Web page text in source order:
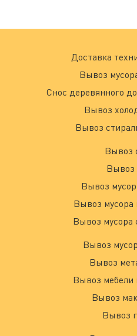
Доставка
Вывоз
Снос деревянного
Вывоз
Вывоз
Вывоз
Вывоз
Вывоз
Вывоз мусора
Вывоз мусора
Вывоз
Вывоз
Вывоз мебели
Вывоз
Вывоз